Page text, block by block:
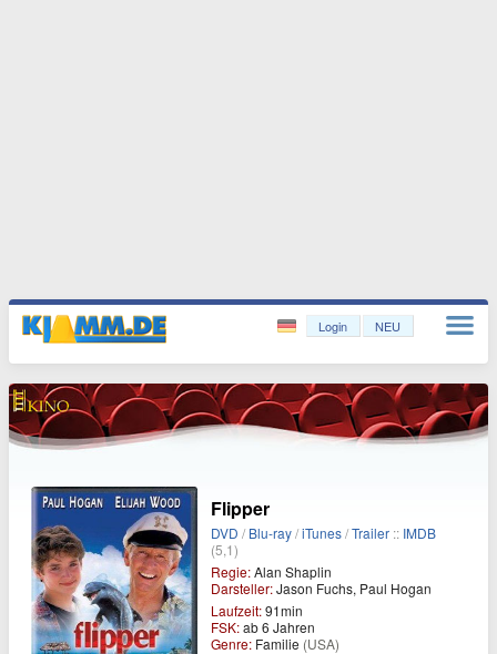
Login NEU
Flipper
DVD /Blu-ray/iTunes/Trailer :: IMDB
(5,1)
Regie:Alan Shaplin
Darsteller:Jason Fuchs, Paul Hogan
Laufzeit:91min
FSK:ab 6 Jahren
Genre: Familie (USA)